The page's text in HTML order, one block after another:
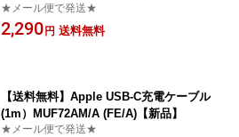
ト A8833 MFi認証 USB PD対応 急速充
電 iPhone【新品・輸入品・メール便】
★メール便で発送★
2,290 円 送料無料
【送料無料】Apple USB-C充電ケーブル
(1m）MUF72AM/A (FE/A)【新品】
★メール便で発送★